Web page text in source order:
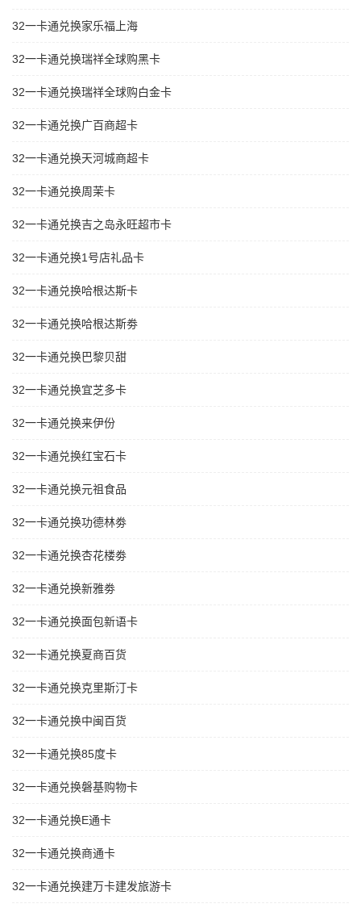
32一卡通兑换家乐福上海
32一卡通兑换瑞祥全球购黑卡
32一卡通兑换瑞祥全球购白金卡
32一卡通兑换广百商超卡
32一卡通兑换天河城商超卡
32一卡通兑换周茉卡
32一卡通兑换吉之岛永旺超市卡
32一卡通兑换1号店礼品卡
32一卡通兑换哈根达斯卡
32一卡通兑换哈根达斯劵
32一卡通兑换巴黎贝甜
32一卡通兑换宜芝多卡
32一卡通兑换来伊份
32一卡通兑换红宝石卡
32一卡通兑换元祖食品
32一卡通兑换功德林劵
32一卡通兑换杏花楼劵
32一卡通兑换新雅劵
32一卡通兑换面包新语卡
32一卡通兑换夏商百货
32一卡通兑换克里斯汀卡
32一卡通兑换中闽百货
32一卡通兑换85度卡
32一卡通兑换磐基购物卡
32一卡通兑换E通卡
32一卡通兑换商通卡
32一卡通兑换建万卡建发旅游卡